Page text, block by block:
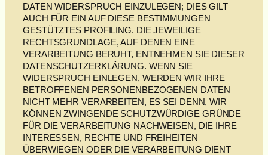
DATEN WIDERSPRUCH EINZULEGEN; DIES GILT
AUCH FÜR EIN AUF DIESE BESTIMMUNGEN
GESTÜTZTES PROFILING. DIE JEWEILIGE
RECHTSGRUNDLAGE, AUF DENEN EINE
VERARBEITUNG BERUHT, ENTNEHMEN SIE DIESER
DATENSCHUTZERKLÄRUNG. WENN SIE
WIDERSPRUCH EINLEGEN, WERDEN WIR IHRE
BETROFFENEN PERSONENBEZOGENEN DATEN
NICHT MEHR VERARBEITEN, ES SEI DENN, WIR
KÖNNEN ZWINGENDE SCHUTZWÜRDIGE GRÜNDE
FÜR DIE VERARBEITUNG NACHWEISEN, DIE IHRE
INTERESSEN, RECHTE UND FREIHEITEN
ÜBERWIEGEN ODER DIE VERARBEITUNG DIENT